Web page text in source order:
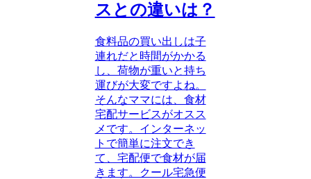
スとの違いは？
食料品の買い出しは子
連れだと時間がかかる
し、荷物が重いと持ち
運びが大変ですよね。
そんなママには、食材
宅配サービスがオスス
メです。インターネッ
トで簡単に注文でき
て、宅配便で食材が届
きます。クール宅急便